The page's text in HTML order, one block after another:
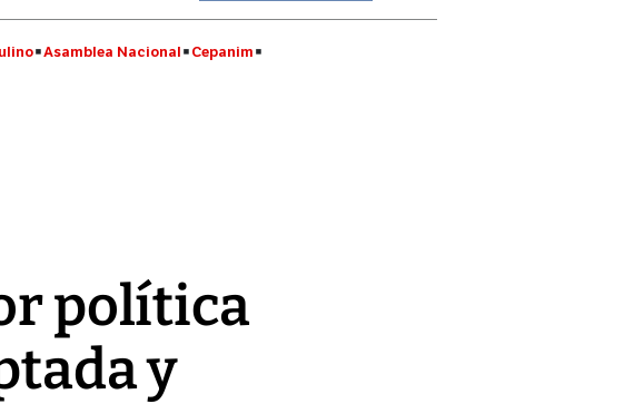
Asamblea Nacional Cepanim
política
y